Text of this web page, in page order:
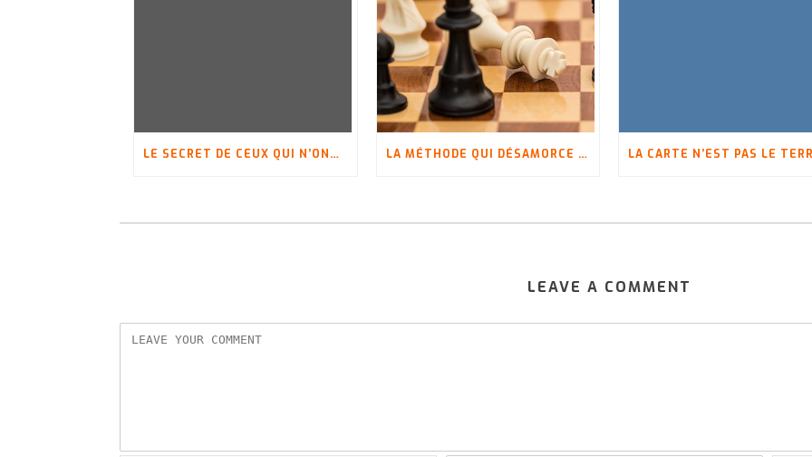
LE SECRET DE CEUX QUI N’ONT PLUS PEUR LA MÉTHODE QUI DÉSAMORCE LES CONFLITS ET LES ANTICIPE !
LEAVE A COMMENT